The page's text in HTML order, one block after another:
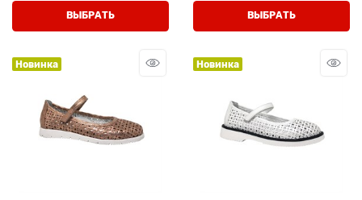
ВЫБРАТЬ ВЫБРАТЬ
Новинка Новинка